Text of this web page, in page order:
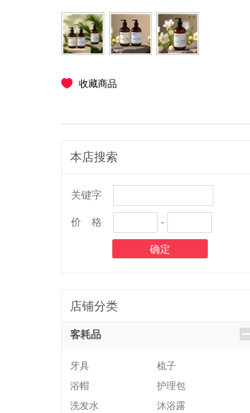
收藏商品
本店搜索
关键字
价 格 -
店铺分类
客耗品
牙具
梳子
浴帽
护理包
洗发水
沐浴露